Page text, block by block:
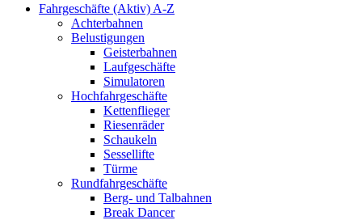
Fahrgeschäfte (Aktiv) A-Z
Achterbahnen
Belustigungen
Geisterbahnen
Laufgeschäfte
Simulatoren
Hochfahrgeschäfte
Kettenflieger
Riesenräder
Schaukeln
Sessellifte
Türme
Rundfahrgeschäfte
Berg- und Talbahnen
Break Dancer